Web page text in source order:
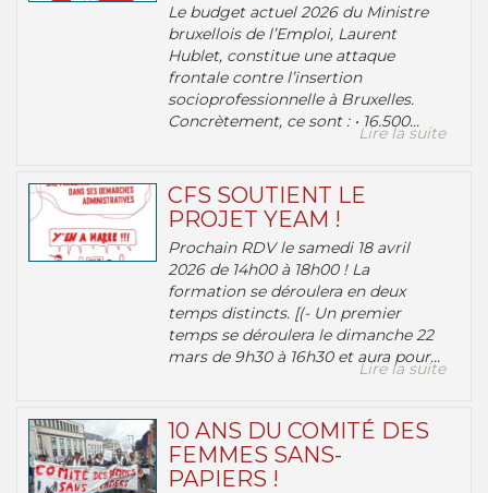
Le budget actuel 2026 du Ministre
bruxellois de l’Emploi, Laurent
Hublet, constitue une attaque
frontale contre l’insertion
socioprofessionnelle à Bruxelles.
Concrètement, ce sont : • 16.500...
Lire la suite
CFS SOUTIENT LE
PROJET YEAM !
Prochain RDV le samedi 18 avril
2026 de 14h00 à 18h00 ! La
formation se déroulera en deux
temps distincts. [(- Un premier
temps se déroulera le dimanche 22
mars de 9h30 à 16h30 et aura pour...
Lire la suite
10 ANS DU COMITÉ DES
FEMMES SANS-
PAPIERS !